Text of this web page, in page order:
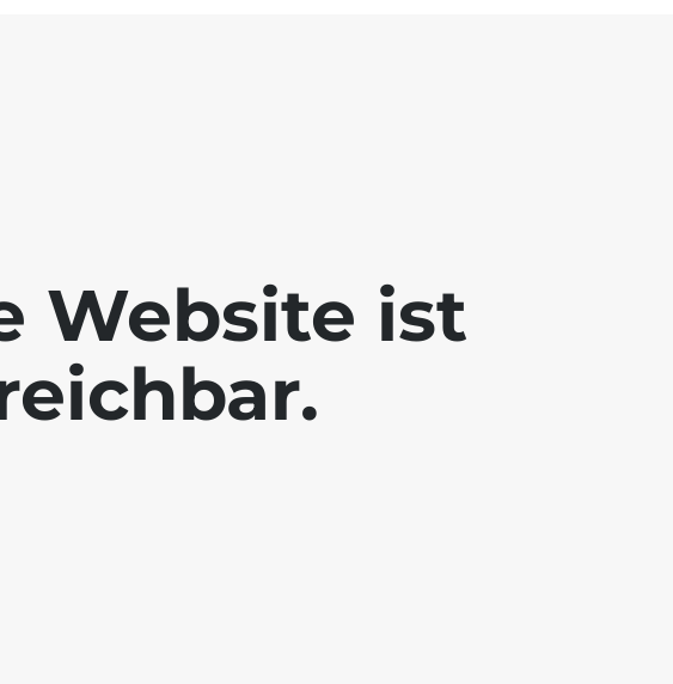
Website ist